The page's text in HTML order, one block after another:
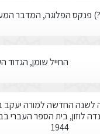
המערבי 1942 (?)
החייל שומן, הגדוד
לשנה החדשה למורה יעקב
לוזון, בית הספר העברי
1944